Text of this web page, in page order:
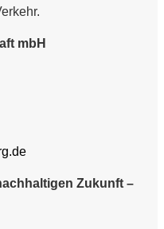
mbH
Zukunft –